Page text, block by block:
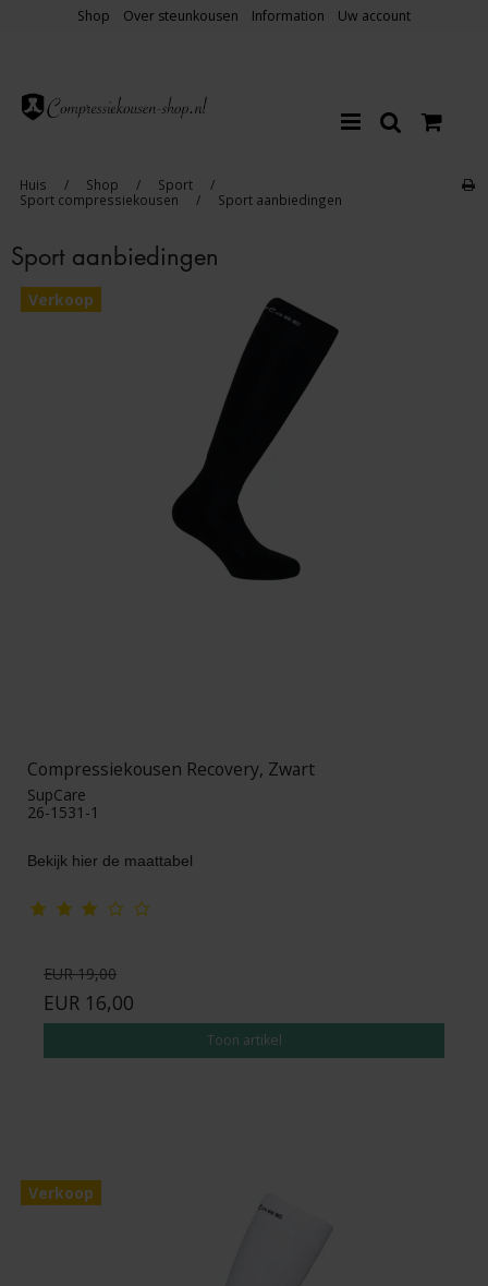
Shop Over steunkousen Information Uw account
Huis / Shop / Sport
/
Sport compressiekousen
/ Sport aanbiedingen
Sport aanbiedingen
Verkoop
Compressiekousen Recovery, Zwart
SupCare
26-1531-1
Bekijk hier de maattabel
EUR 19,00
EUR 16,00
Toon artikel
Verkoop